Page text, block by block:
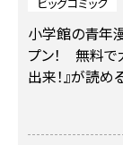
ビッグコミック
小学館の青年
プン！ 無料で
出来！』が読め